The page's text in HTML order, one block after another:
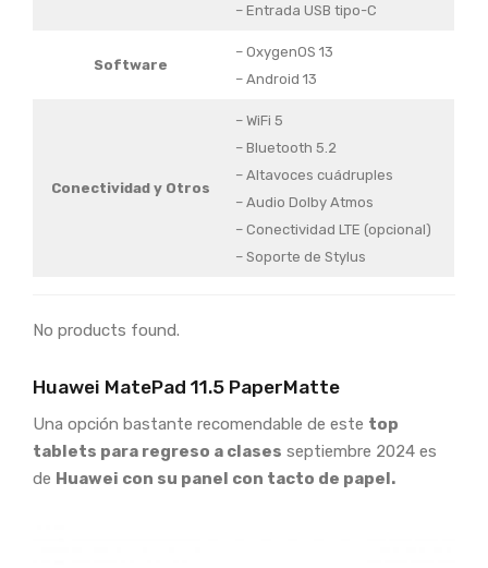
– Entrada USB tipo-C
Software
– OxygenOS 13
– Android 13
Conectividad y Otros
– WiFi 5
– Bluetooth 5.2
– Altavoces cuádruples
– Audio Dolby Atmos
– Conectividad LTE (opcional)
– Soporte de Stylus
No products found.
Huawei MatePad 11.5 PaperMatte
Una opción bastante recomendable de este top
tablets para regreso a clases septiembre 2024 es
de Huawei con su panel con tacto de papel.